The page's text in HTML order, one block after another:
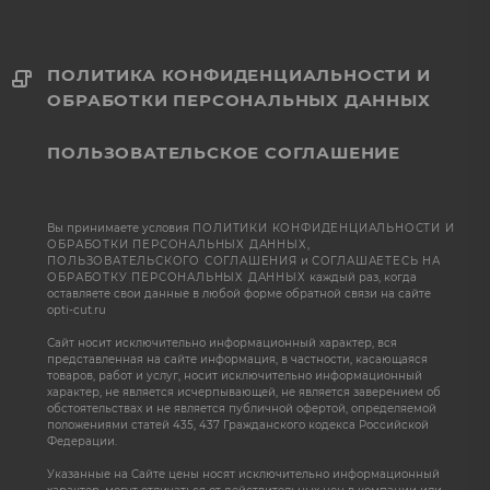
ПОЛИТИКА КОНФИДЕНЦИАЛЬНОСТИ И
ОБРАБОТКИ ПЕРСОНАЛЬНЫХ ДАННЫХ
ПОЛЬЗОВАТЕЛЬСКОЕ СОГЛАШЕНИЕ
Вы принимаете условия ПОЛИТИКИ КОНФИДЕНЦИАЛЬНОСТИ И
ОБРАБОТКИ ПЕРСОНАЛЬНЫХ ДАННЫХ,
ПОЛЬЗОВАТЕЛЬСКОГО СОГЛАШЕНИЯ и СОГЛАШАЕТЕСЬ НА
ОБРАБОТКУ ПЕРСОНАЛЬНЫХ ДАННЫХ каждый раз, когда
оставляете свои данные в любой форме обратной связи на сайте
opti-cut.ru
Сайт носит исключительно информационный характер, вся
представленная на сайте информация, в частности, касающаяся
товаров, работ и услуг, носит исключительно информационный
характер, не является исчерпывающей, не является заверением об
обстоятельствах и не является публичной офертой, определяемой
положениями статей 435, 437 Гражданского кодекса Российской
Федерации.
Указанные на Сайте цены носят исключительно информационный